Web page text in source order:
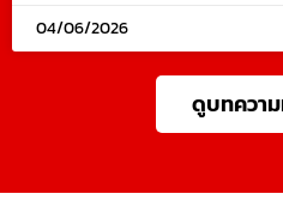
04/06/2026
ดูบทควา